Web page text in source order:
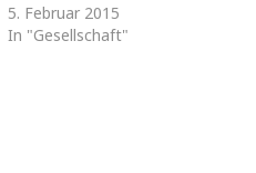
5. Februar 2015
In "Gesellschaft"